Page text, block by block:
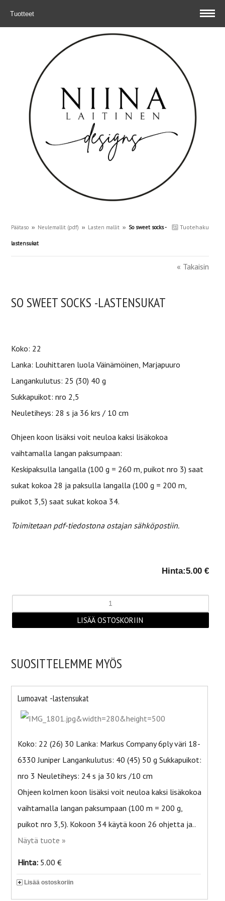
Tuotteet
Tuotehaku
Päätaso ›› Neulemallit (pdf) ›› Lasten mallit ›› So sweet socks -
lastensukat
« Takaisin
SO SWEET SOCKS -LASTENSUKAT
Koko: 22
Lanka: Louhittaren luola Väinämöinen, Marjapuuro
Langankulutus: 25 (30) 40 g
Sukkapuikot: nro 2,5
Neuletiheys: 28 s ja 36 krs / 10 cm
Ohjeen koon lisäksi voit neuloa kaksi lisäkokoa
vaihtamalla langan paksumpaan:
Keskipaksulla langalla (100 g = 260 m, puikot nro 3) saat
sukat kokoa 28 ja paksulla langalla (100 g = 200 m,
puikot 3,5) saat sukat kokoa 34.
Toimitetaan pdf-tiedostona ostajan sähköpostiin.
Hinta:5.00 €
SUOSITTELEMME MYÖS
Lumoavat -lastensukat
Koko: 22 (26) 30 Lanka: Markus Company 6ply väri 18-
6330 Juniper Langankulutus: 40 (45) 50 g Sukkapuikot:
nro 3 Neuletiheys: 24 s ja 30 krs /10 cm
Ohjeen kolmen koon lisäksi voit neuloa kaksi lisäkokoa
vaihtamalla langan paksumpaan (100 m = 200 g,
puikot nro 3,5). Kokoon 34 käytä koon 26 ohjetta ja..
Näytä tuote »
Hinta: 5.00 €
Lisää ostoskoriin